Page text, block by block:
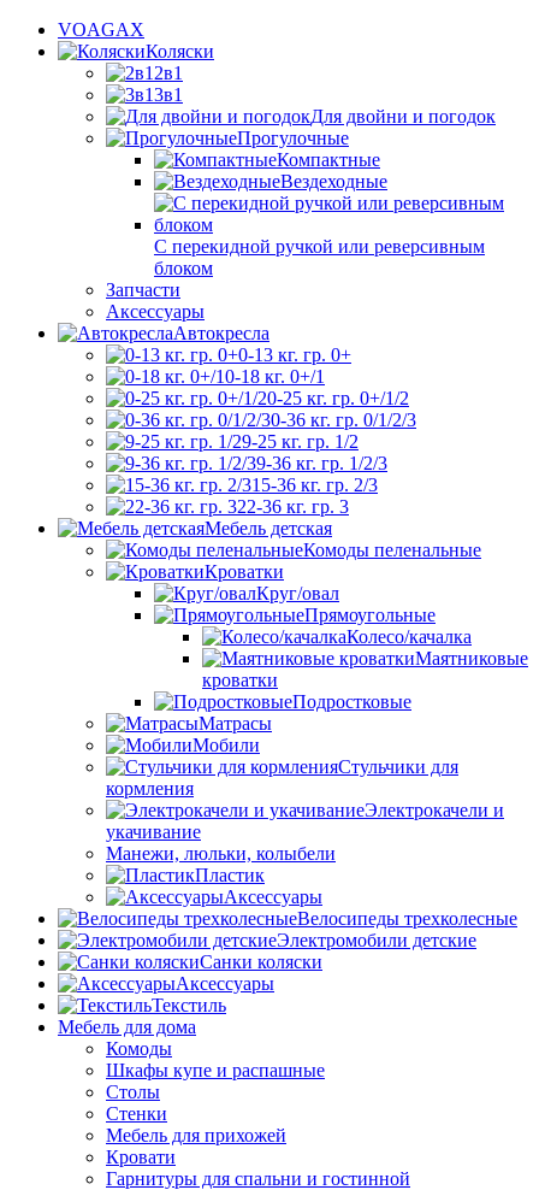
VOAGAX
Коляски
2в1
3в1
Для двойни и погодок
Прогулочные
Компактные
Вездеходные
С перекидной ручкой или реверсивным
блоком
Запчасти
Аксессуары
Автокресла
0-13 кг. гр. 0+
0-18 кг. 0+/1
0-25 кг. гр. 0+/1/2
0-36 кг. гр. 0/1/2/3
9-25 кг. гр. 1/2
9-36 кг. гр. 1/2/3
15-36 кг. гр. 2/3
22-36 кг. гр. 3
Мебель детская
Комоды пеленальные
Кроватки
Круг/овал
Прямоугольные
Колесо/качалка
Маятниковые
кроватки
Подростковые
Матрасы
Мобили
Стульчики для
кормления
Электрокачели и
укачивание
Манежи, люльки, колыбели
Пластик
Аксессуары
Велосипеды трехколесные
Электромобили детские
Санки коляски
Аксессуары
Текстиль
Мебель для дома
Комоды
Шкафы купе и распашные
Столы
Стенки
Мебель для прихожей
Кровати
Гарнитуры для спальни и гостинной